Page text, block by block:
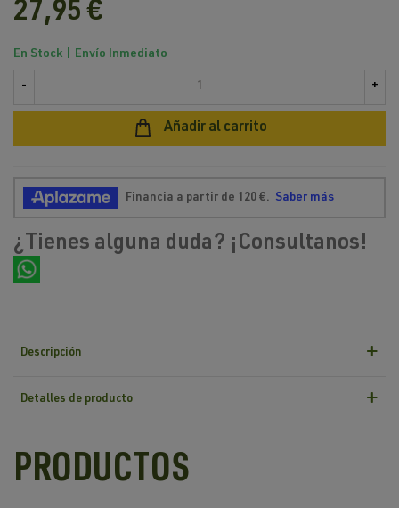
27,95 €
En Stock | Envío Inmediato
- +
Añadir al carrito
¿Tienes alguna duda? ¡Consultanos!
Descripción
Detalles de producto
PRODUCTOS